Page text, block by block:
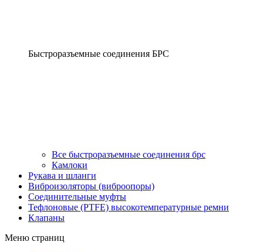
Быстроразъемные соединения БРС
Все быстроразъемные соединения брс
Камлоки
Рукава и шланги
Виброизоляторы (виброопоры)
Соединительные муфты
Тефлоновые (PTFE) высокотемпературные ремни
Клапаны
Меню страниц